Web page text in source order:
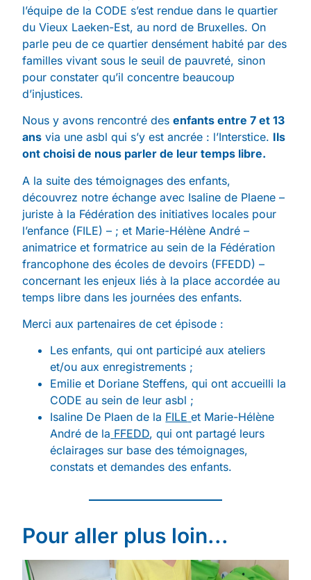
l’équipe de la CODE s’est rendue dans le quartier
du Vieux Laeken-Est, au nord de Bruxelles. On
parle peu de ce quartier densément habité par des
familles vivant sous le seuil de pauvreté, sinon
pour constater qu’il concentre beaucoup
d’injustices.
Nous y avons rencontré desenfants entre 7 et 13
ans via une asbl qui s’y est ancrée : l’Interstice. Ils
ont choisi de nous parler de leur temps libre.
A la suite des témoignages des enfants,
découvrez notre échange avec Isaline de Plaene –
juriste à la Fédération des initiatives locales pour
l’enfance (FILE) – ; et Marie-Hélène André –
animatrice et formatrice au sein de la Fédération
francophone des écoles de devoirs (FFEDD) –
concernant les enjeux liés à la place accordée au
temps libre dans les journées des enfants.
Merci aux partenaires de cet épisode :
Les enfants, qui ont participé aux ateliers
et/ou aux enregistrements ;
Emilie et Doriane Steffens, qui ont accueilli la
CODE au sein de leur asbl ;
Isaline De Plaen de la FILE et Marie-Hélène
André de la FFEDD, qui ont partagé leurs
éclairages sur base des témoignages,
constats et demandes des enfants.
Pour aller plus loin...